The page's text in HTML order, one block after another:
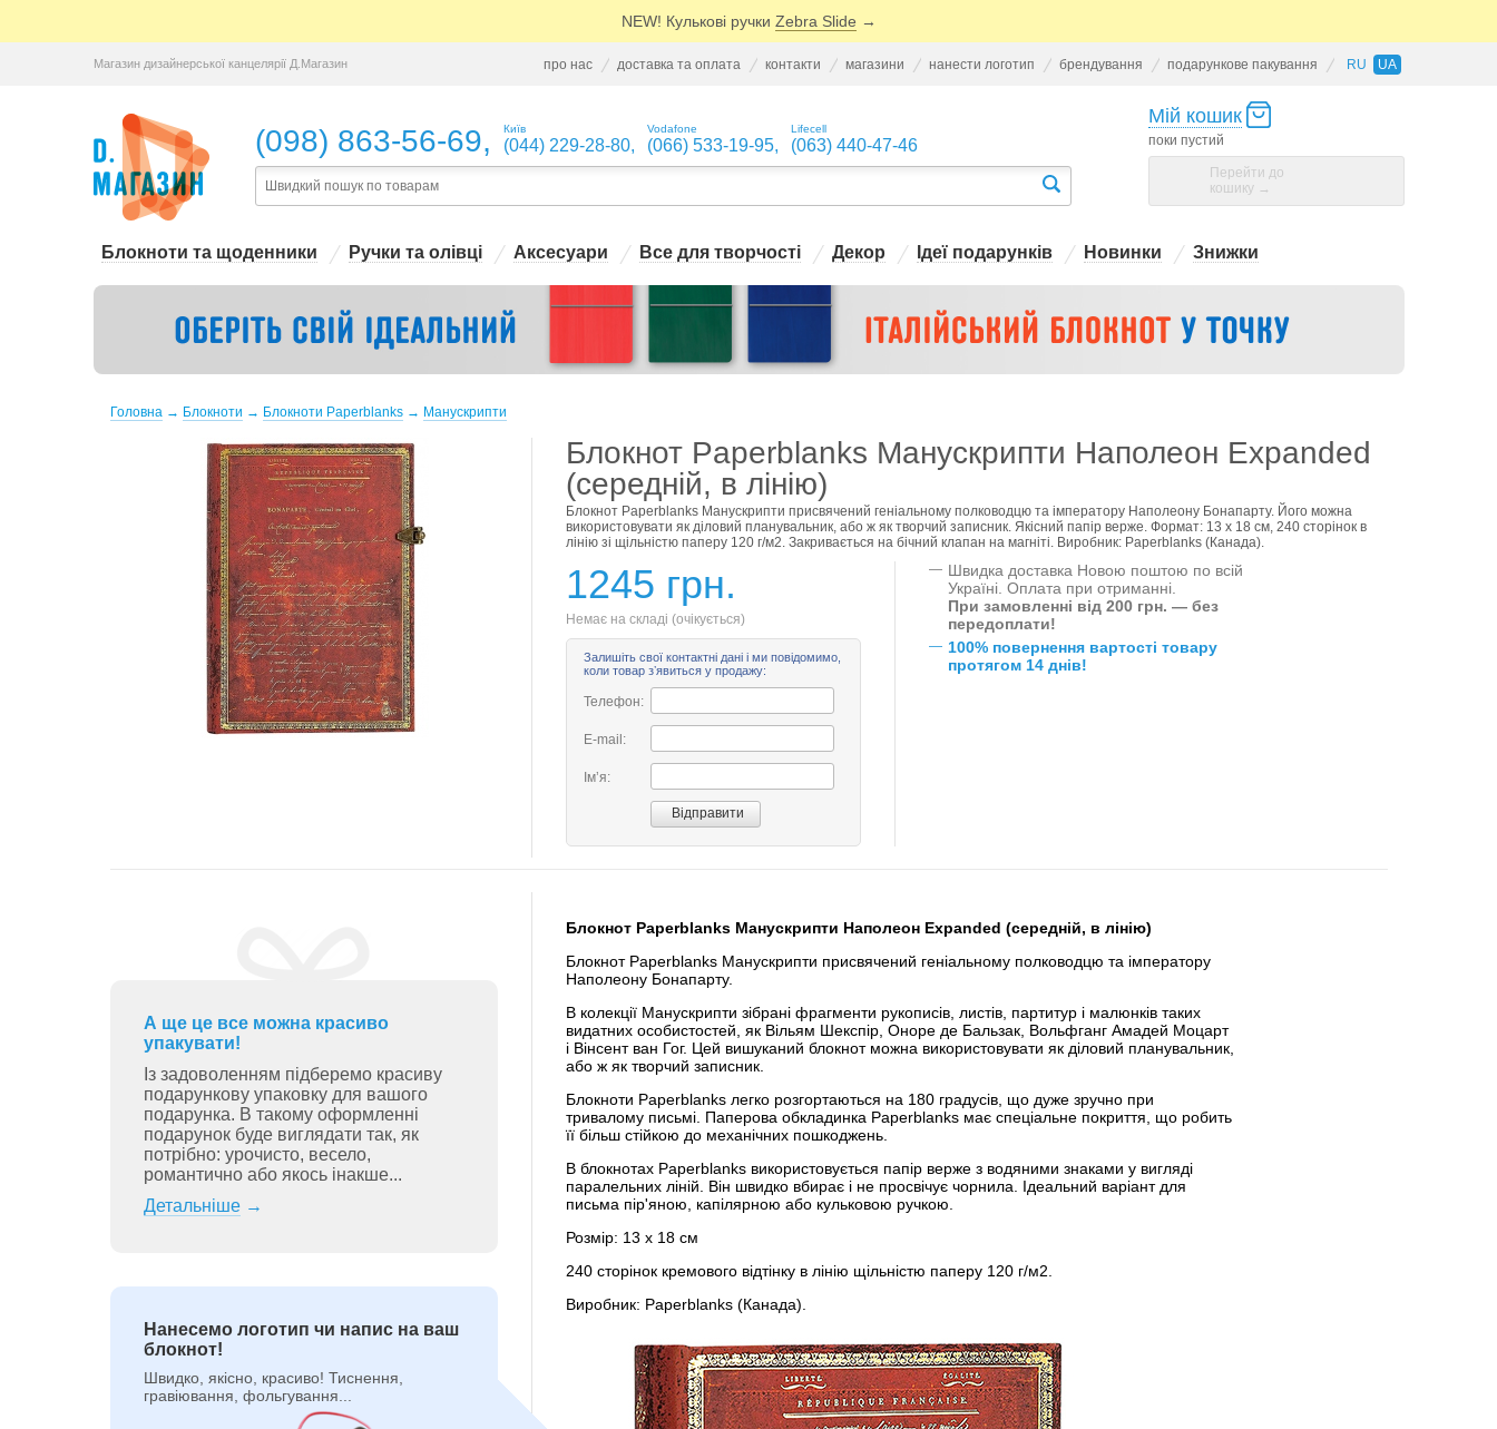
NEW! Кулькові ручки Zebra Slide →
Магазин дизайнерської канцелярії Д.Магазин про нас доставка та оплата контакти магазини нанести логотип брендування подарункове пакування RU UA
(098) 863-56-69, Київ
(044) 229-28-80,
Vodafone
(066) 533-19-95,
Lifecell
(063) 440-47-46
Мій кошик
поки пустий
Перейти до
кошику →
Блокноти та щоденники Ручки та олівці Аксесуари Все для творчості Декор Ідеї подарунків Новинки Знижки
Головна → Блокноти → Блокноти Paperblanks → Манускрипти
Блокнот Paperblanks Манускрипти Наполеон Expanded
(середній, в лінію)
Блокнот Paperblanks Манускрипти присвячений геніальному полководцю та імператору Наполеону Бонапарту. Його можна
використовувати як діловий планувальник, або ж як творчий записник. Якісний папір верже. Формат: 13 х 18 см, 240 сторінок в
лінію зі щільністю паперу 120 г/м2. Закривається на бічний клапан на магніті. Виробник: Paperblanks (Канада).
1245 грн.
Немає на складі (очікується)
Залишіть свої контактні дані і ми повідомимо,
коли товар зʼявиться у продажу:
Телефон:
E-mail:
Імʼя:
— Швидка доставка Новою поштою по всій
Україні. Оплата при отриманні.
При замовленні від 200 грн. — без
передоплати!
— 100% повернення вартості товару
протягом 14 днів!
А ще це все можна красиво
упакувати!
Із задоволенням підберемо красиву
подарункову упаковку для вашого
подарунка. В такому оформленні
подарунок буде виглядати так, як
потрібно: урочисто, весело,
романтично або якось інакше...
Детальніше→
Нанесемо логотип чи напис на ваш
блокнот!
Швидко, якісно, красиво! Тиснення,
гравіювання, фольгування...
Блокнот Paperblanks Манускрипти Наполеон Expanded (середній, в лінію)
Блокнот Paperblanks Манускрипти присвячений геніальному полководцю та імператору
Наполеону Бонапарту.
В колекції Манускрипти зібрані фрагменти рукописів, листів, партитур і малюнків таких
видатних особистостей, як Вільям Шекспір, Оноре де Бальзак, Вольфганг Амадей Моцарт
і Вінсент ван Гог. Цей вишуканий блокнот можна використовувати як діловий планувальник,
або ж як творчий записник.
Блокноти Paperblanks легко розгортаються на 180 градусів, що дуже зручно при
тривалому письмі. Паперова обкладинка Paperblanks має спеціальне покриття, що робить
її більш стійкою до механічних пошкоджень.
В блокнотах Paperblanks використовується папір верже з водяними знаками у вигляді
паралельних ліній. Він швидко вбирає і не просвічує чорнила. Ідеальний варіант для
письма пір'яною, капілярною або кульковою ручкою.
Розмір: 13 х 18 см
240 сторінок кремового відтінку в лінію щільністю паперу 120 г/м2.
Виробник: Paperblanks (Канада).